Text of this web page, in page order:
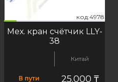
код:4446
код:4978
Мех. кран счётчик LLY-
38
Китай
В пути 25.000 ₸